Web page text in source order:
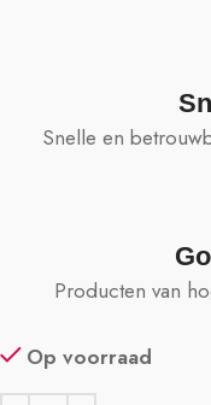
Snelle en
Producten van
Op voorraad